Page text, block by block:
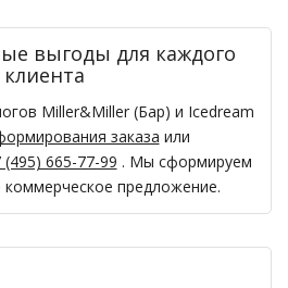
выгоды для каждого
клиента
Miller&Miller (Бар) и Icedream
заказа или
(495) 665-77-99 . Мы сформируем
коммерческое предложение.